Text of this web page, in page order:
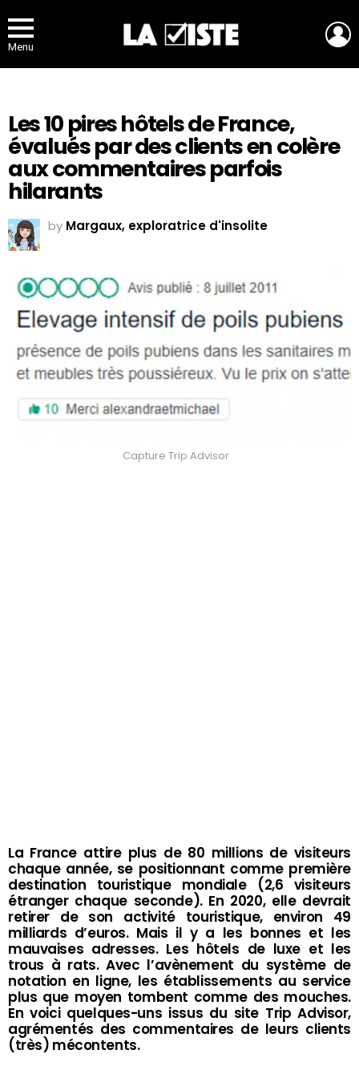
Menu
Les 10 pires hôtels de France,
évalués par des clients en colère
aux commentaires parfois
hilarants
by Margaux, exploratrice d'insolite
Capture Trip Advisor
La France attire plus de 80 millions de visiteurs
chaque année, se positionnant comme première
destination touristique mondiale (2,6 visiteurs
étranger chaque seconde). En 2020, elle devrait
retirer de son activité touristique, environ 49
milliards d’euros. Mais il y a les bonnes et les
mauvaises adresses. Les hôtels de luxe et les
trous à rats. Avec l’avènement du système de
notation en ligne, les établissements au service
plus que moyen tombent comme des mouches.
En voici quelques-uns issus du site Trip Advisor,
agrémentés des commentaires de leurs clients
(très) mécontents.